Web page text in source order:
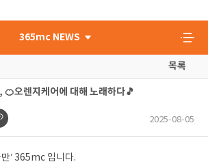
365mc NEWS
목록
🍊오렌지케어에 대해 노래하다🎵
2025-08-05
’ 365mc 입니다.